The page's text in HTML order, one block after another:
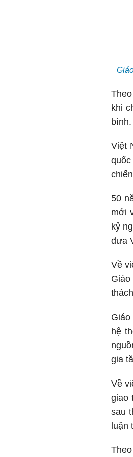
khi
bình.
Việt
50
mới
kỷ
đưa
Về
hệ
gia
Về
giao
sau
luận